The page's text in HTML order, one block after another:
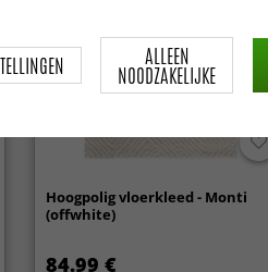
Hoogpolig vloerkleed - Monti
(offwhite)
84.99 €
ALLEEN
NOODZAKELIJKE